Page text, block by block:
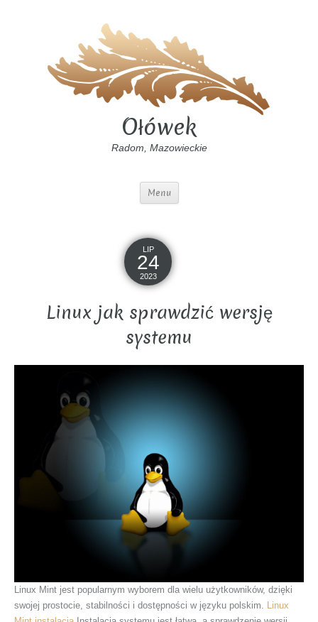
Ołówek
Radom, Mazowieckie
Menu
LIP
24
2023
Linux jak sprawdzić wersję
systemu
Linux Mint jest popularnym wyborem dla wielu użytkowników, dzięki
swojej prostocie, stabilności i dostępności w języku polskim. Linux